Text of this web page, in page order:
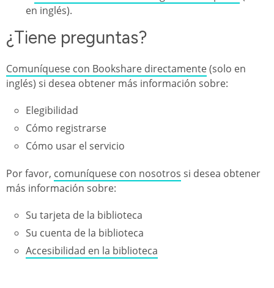
en inglés).
¿Tiene preguntas?
Comuníquese con Bookshare directamente(solo en
inglés) si desea obtener más información sobre:
Elegibilidad
Cómo registrarse
Cómo usar el servicio
Por favor, comuníquese con nosotros si desea obtener
más información sobre:
Su tarjeta de la biblioteca
Su cuenta de la biblioteca
Accesibilidad en la biblioteca